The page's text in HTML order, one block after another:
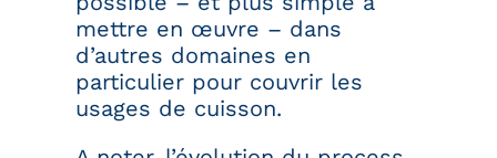
mettre en œuvre – dans
d’autres domaines en
particulier pour couvrir les
usages de cuisson.